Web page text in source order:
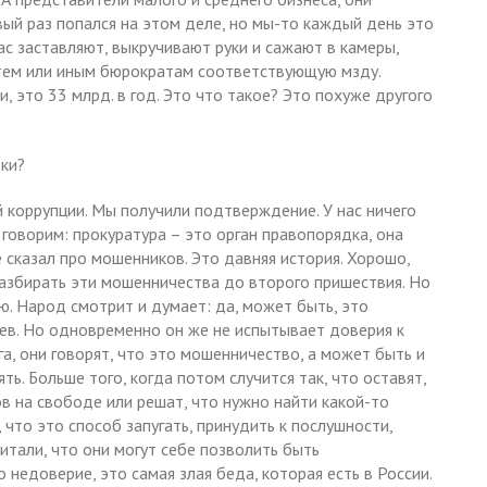
раз попался на этом деле, но мы-то каждый день это
заставляют, выкручивают руки и сажают в камеры,
или иным бюрократам соответствующую мзду.
это 33 млрд. в год. Это что такое? Это похуже другого
Мы получили подтверждение. У нас ничего
прокуратура – это орган правопорядка, она
про мошенников. Это давняя история. Хорошо,
эти мошенничества до второго пришествия. Но
Народ смотрит и думает: да, может быть, это
Но одновременно он же не испытывает доверия к
они говорят, что это мошенничество, а может быть и
Больше того, когда потом случится так, что оставят,
на свободе или решат, что нужно найти какой-то
это способ запугать, принудить к послушности,
что они могут себе позволить быть
это самая злая беда, которая есть в России.